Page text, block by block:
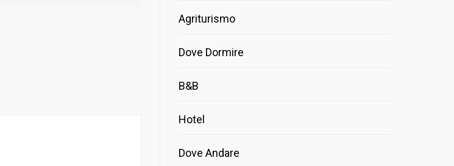
Agriturismo
Dove Dormire
B&B
Hotel
Dove Andare